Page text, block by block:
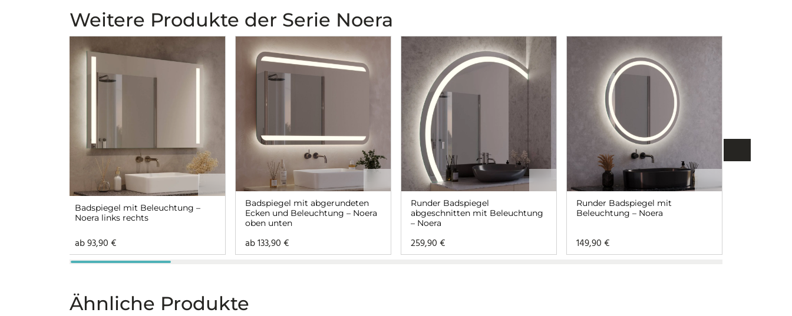
Weitere Produkte der Serie Noera
Badspiegel mit Beleuchtung –
Noera links rechts
ab93,90€
Badspiegel mit abgerundeten
Ecken und Beleuchtung – Noera
oben unten
ab133,90€
Runder Badspiegel
abgeschnitten mit Beleuchtung
– Noera
259,90€
Runder Badspiegel mit
Beleuchtung – Noera
149,90€
Ähnliche Produkte